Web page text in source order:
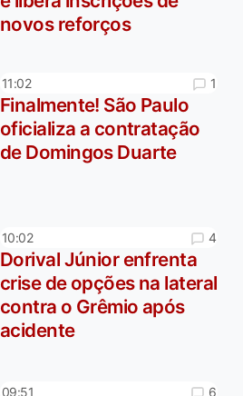
novos reforços
11:02 1
Finalmente! São Paulo
oficializa a contratação
de Domingos Duarte
10:02 4
Dorival Júnior enfrenta
crise de opções na lateral
contra o Grêmio após
acidente
09:51 6